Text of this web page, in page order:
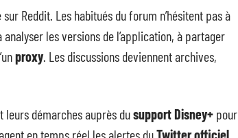
Reddit. Les habitués du forum n’hésitent pas à
les versions de l’application, à partager
proxy. Les discussions deviennent archives,
leurs démarches auprès dusupport Disney+ pour
en temps réel les alertes duTwitter officiel